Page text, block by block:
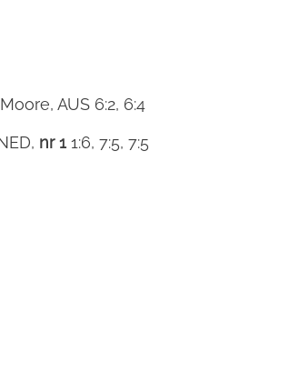
AUS 6:2, 6:4
nr 1 1:6, 7:5, 7:5